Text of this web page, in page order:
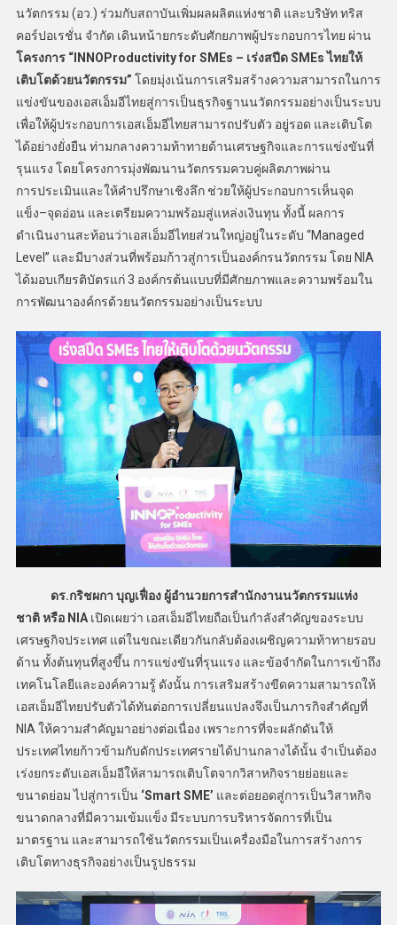
นวัตกรรม (อว.) ร่วมกับสถาบันเพิ่มผลผลิตแห่งชาติ และบริษัท ทริส
คอร์ปอเรชั่น จำกัด เดินหน้ายกระดับศักยภาพผู้ประกอบการไทย ผ่าน
โครงการ “INNOProductivity for SMEs – เร่งสปีด SMEs ไทยให้
เติบโตด้วยนวัตกรรม” โดยมุ่งเน้นการเสริมสร้างความสามารถในการ
แข่งขันของเอสเอ็มอีไทยสู่การเป็นธุรกิจฐานนวัตกรรมอย่างเป็นระบบ
เพื่อให้ผู้ประกอบการเอสเอ็มอีไทยสามารถปรับตัว อยู่รอด และเติบโต
ได้อย่างยั่งยืน ท่ามกลางความท้าทายด้านเศรษฐกิจและการแข่งขันที่
รุนแรง โดยโครงการมุ่งพัฒนานวัตกรรมควบคู่ผลิตภาพผ่าน
การประเมินและให้คำปรึกษาเชิงลึก ช่วยให้ผู้ประกอบการเห็นจุด
แข็ง–จุดอ่อน และเตรียมความพร้อมสู่แหล่งเงินทุน ทั้งนี้ ผลการ
ดำเนินงานสะท้อนว่าเอสเอ็มอีไทยส่วนใหญ่อยู่ในระดับ “Managed
Level” และมีบางส่วนที่พร้อมก้าวสู่การเป็นองค์กรนวัตกรรม โดย NIA
ได้มอบเกียรติบัตรแก่ 3 องค์กรต้นแบบที่มีศักยภาพและความพร้อมใน
การพัฒนาองค์กรด้วยนวัตกรรมอย่างเป็นระบบ
ดร.กริชผกา บุญเฟื่อง ผู้อำนวยการสำนักงานนวัตกรรมแห่ง
ชาติ หรือ NIAเปิดเผยว่า เอสเอ็มอีไทยถือเป็นกำลังสำคัญของระบบ
เศรษฐกิจประเทศ แต่ในขณะเดียวกันกลับต้องเผชิญความท้าทายรอบ
ด้าน ทั้งต้นทุนที่สูงขึ้น การแข่งขันที่รุนแรง และข้อจำกัดในการเข้าถึง
เทคโนโลยีและองค์ความรู้ ดังนั้น การเสริมสร้างขีดความสามารถให้
เอสเอ็มอีไทยปรับตัวได้ทันต่อการเปลี่ยนแปลงจึงเป็นภารกิจสำคัญที่
NIA ให้ความสำคัญมาอย่างต่อเนื่อง เพราะการที่จะผลักดันให้
ประเทศไทยก้าวข้ามกับดักประเทศรายได้ปานกลางได้นั้น จำเป็นต้อง
เร่งยกระดับเอสเอ็มอีให้สามารถเติบโตจากวิสาหกิจรายย่อยและ
ขนาดย่อม ไปสู่การเป็น ‘Smart SME’ และต่อยอดสู่การเป็นวิสาหกิจ
ขนาดกลางที่มีความเข้มแข็ง มีระบบการบริหารจัดการที่เป็น
มาตรฐาน และสามารถใช้นวัตกรรมเป็นเครื่องมือในการสร้างการ
เติบโตทางธุรกิจอย่างเป็นรูปธรรม